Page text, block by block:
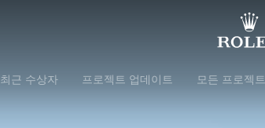
최근 수상자 프로젝트 업데이트 모든 프로젝트